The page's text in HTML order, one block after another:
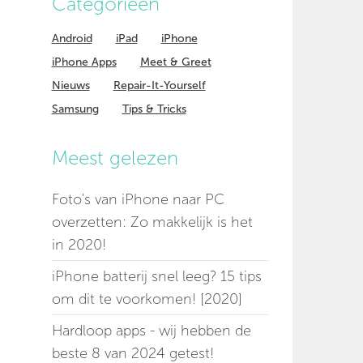
Android iPad
iPhone
iPhone Apps
Meet & Greet
Nieuws
Repair-It-Yourself
Samsung
Tips & Tricks
Meest gelezen
Foto's van iPhone naar PC
overzetten: Zo makkelijk is het
in 2020!
iPhone batterij snel leeg? 15 tips
om dit te voorkomen! [2020]
Hardloop apps - wij hebben de
beste 8 van 2024 getest!